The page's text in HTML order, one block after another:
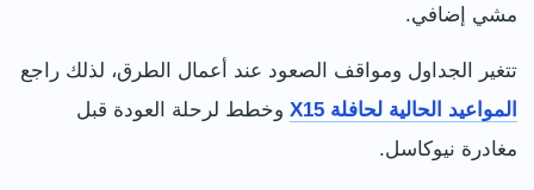
مشي إضافي.
تتغير الجداول ومواقف الصعود عند أعمال الطرق، لذلك راجع
المواعيد الحالية لحافلة X15
وخطط لرحلة العودة قبل
مغادرة نيوكاسل.